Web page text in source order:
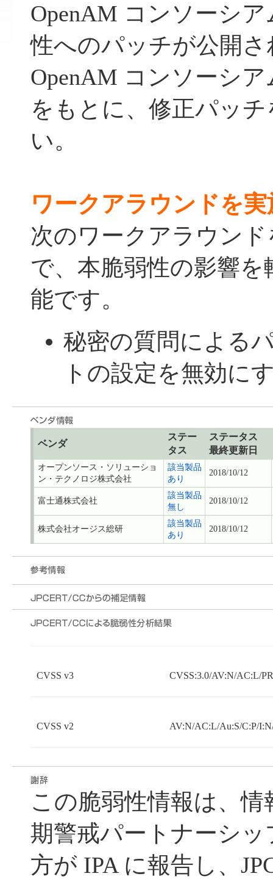
OpenAM コンソーシ
性へのパッチが公開
OpenAM コンソーシ
をもとに、修正パッ
い。
ワークアラウンドを
次のワークアラウン
で、本脆弱性の影響
能です。
秘密の質問による
トの設定を無効に
ベンダ
ステー
タス
ステータス
最終更新日
オープンソース・ソリューショ
ン・テクノロジ株式会社
該当製品
あり
2018/10/12
富士通株式会社
該当製品
無し
2018/10/12
株式会社オージス総研
該当製品
あり
2018/10/12
CVSS v3 CVSS:3.0/AV:N/AC:L/
CVSS v2 AV:N/AC:L/Au:S/C:P/
この脆弱性情報は、
期警戒パートナーシ
方が IPA に報告し、